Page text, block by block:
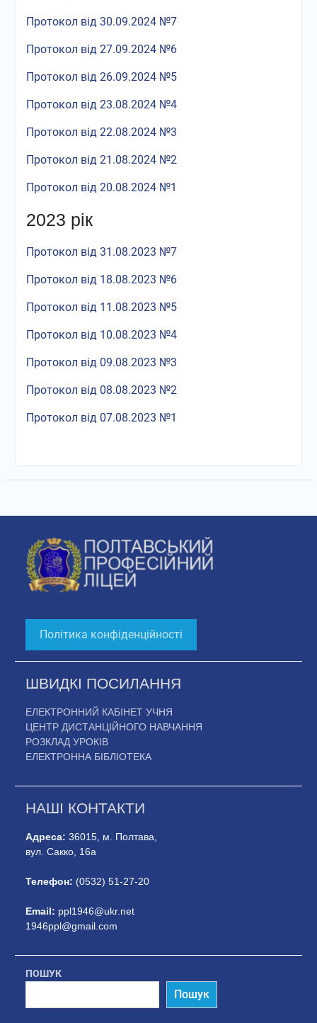
Протокол від 30.09.2024 №7
Протокол від 27.09.2024 №6
Протокол від 26.09.2024 №5
Протокол від 23.08.2024 №4
Протокол від 22.08.2024 №3
Протокол від 21.08.2024 №2
Протокол від 20.08.2024 №1
2023 рік
Протокол від 31.08.2023 №7
Протокол від 18.08.2023 №6
Протокол від 11.08.2023 №5
Протокол від 10.08.2023 №4
Протокол від 09.08.2023 №3
Протокол від 08.08.2023 №2
Протокол від 07.08.2023 №1
Політика конфіденційності
ШВИДКІ ПОСИЛАННЯ
ЕЛЕКТРОННИЙ КАБІНЕТ УЧНЯ
ЦЕНТР ДИСТАНЦІЙНОГО НАВЧАННЯ
РОЗКЛАД УРОКІВ
ЕЛЕКТРОННА БІБЛІОТЕКА
НАШІ КОНТАКТИ
Адреса: 36015, м. Полтава,
вул. Сакко, 16а
Телефон: (0532) 51-27-20
Email: ppl1946@ukr.net
1946ppl@gmail.com
ПОШУК
Пошук